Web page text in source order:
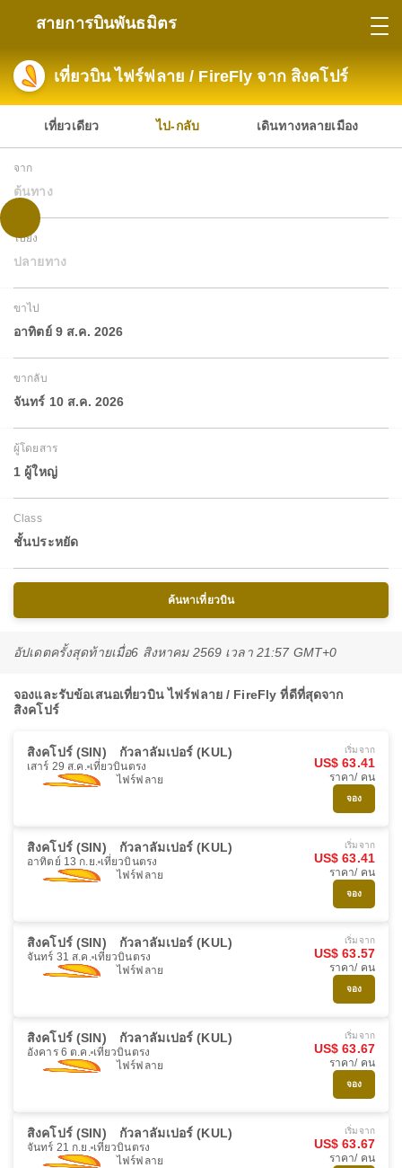
สายการบินพันธมิตร
เที่ยวบิน ไฟร์ฟลาย / FireFly จาก สิงคโปร์
เที่ยวเดียว ไป-กลับ เดินทางหลายเมือง
จาก
ต้นทาง
ไปยัง
ปลายทาง
ขาไป
อาทิตย์ 9 ส.ค. 2026
ขากลับ
จันทร์ 10 ส.ค. 2026
ผู้โดยสาร
1 ผู้ใหญ่
Class
ชั้นประหยัด
ค้นหาเที่ยวบิน
อัปเดตครั้งสุดท้ายเมื่อ6 สิงหาคม 2569 เวลา 21:57 GMT+0
จองและรับข้อเสนอเที่ยวบิน ไฟร์ฟลาย / FireFly ที่ดีที่สุดจาก
สิงคโปร์
สิงคโปร์ (SIN) กัวลาลัมเปอร์ (KUL)
เสาร์ 29 ส.ค. เที่ยวบินตรง
ไฟร์ฟลาย
เริ่มจาก
US$ 63.41
ราคา/ คน
จอง
สิงคโปร์ (SIN) กัวลาลัมเปอร์ (KUL)
อาทิตย์ 13 ก.ย. เที่ยวบินตรง
ไฟร์ฟลาย
เริ่มจาก
US$ 63.41
ราคา/ คน
จอง
สิงคโปร์ (SIN) กัวลาลัมเปอร์ (KUL)
จันทร์ 31 ส.ค. เที่ยวบินตรง
ไฟร์ฟลาย
เริ่มจาก
US$ 63.57
ราคา/ คน
จอง
สิงคโปร์ (SIN) กัวลาลัมเปอร์ (KUL)
อังคาร 6 ต.ค. เที่ยวบินตรง
ไฟร์ฟลาย
เริ่มจาก
US$ 63.67
ราคา/ คน
จอง
สิงคโปร์ (SIN) กัวลาลัมเปอร์ (KUL)
จันทร์ 21 ก.ย. เที่ยวบินตรง
ไฟร์ฟลาย
เริ่มจาก
US$ 63.67
ราคา/ คน